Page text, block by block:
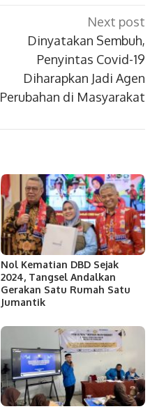
Next post
Dinyatakan Sembuh,
Penyintas Covid-19
Diharapkan Jadi Agen
Perubahan di Masyarakat
Nol Kematian DBD Sejak
2024, Tangsel Andalkan
Gerakan Satu Rumah Satu
Jumantik